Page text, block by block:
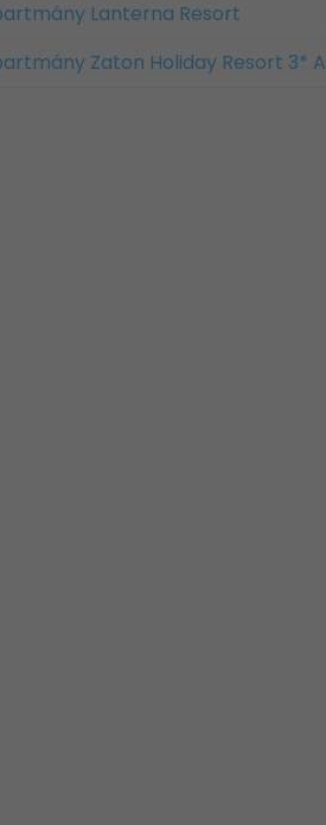
Lanterna Resort
Zaton Holiday Resort 3* A